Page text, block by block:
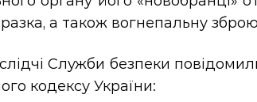
а також вогнепальну
слідчі Служби безпеки
кодексу України: